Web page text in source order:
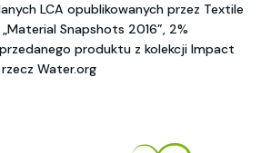
LCA opublikowanych przez Textile
Snapshots 2016”, 2%
produktu z kolekcji Impact
Water.org